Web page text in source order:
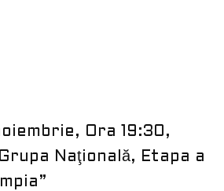
Ora 19:30,
Naţională, Etapa a